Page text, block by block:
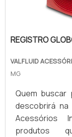
REGISTRO
VALFLUID
MG
Quem buscar
descobrirá na
Acessórios
produtos